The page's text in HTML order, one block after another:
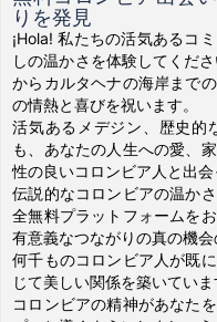
りを発見
¡Hola! 私たちの活気あるコ
しの温かさを体験してくだ
からカルタヘナの海岸まで
の情熱と喜びを祝います。
活気あるメデジン、歴史的
も、あなたの人生への愛、
性の良いコロンビア人と出会
伝説的なコロンビアの温か
全無料プラットフォームを
有意義なつながりの真の機会
何千ものコロンビア人が既
じて美しい関係を築いていま
コロンビアの精神があなた